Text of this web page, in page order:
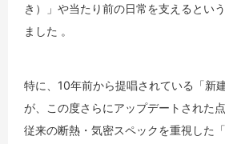
き）」や当たり前の日常を支えるとい
ました 。
特に、10年前から提唱されている「新
が、この度さらにアップデートされた
従来の断熱・気密スペックを重視した